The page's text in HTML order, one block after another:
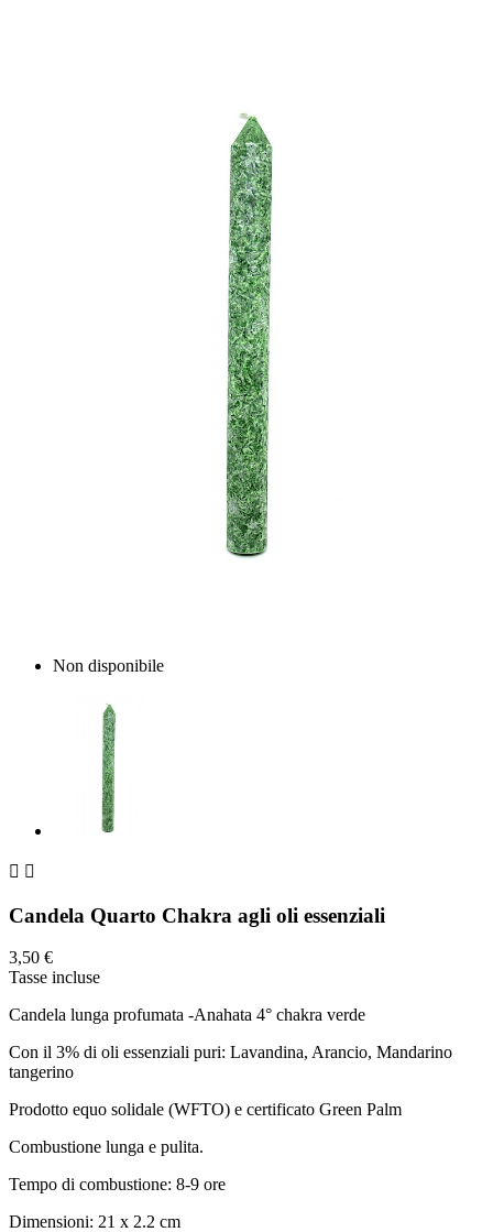
Non disponibile
 
Candela Quarto Chakra agli oli essenziali
3,50 €
Tasse incluse
Candela lunga profumata -Anahata 4° chakra verde
Con il 3% di oli essenziali puri: Lavandina, Arancio, Mandarino
tangerino
Prodotto equo solidale (WFTO) e certificato Green Palm
Combustione lunga e pulita.
Tempo di combustione: 8-9 ore
Dimensioni: 21 x 2.2 cm